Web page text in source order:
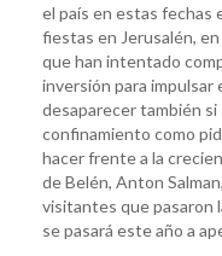
el país en estas fechas
fiestas en Jerusalén,
que han intentado
inversión para
desaparecer también
confinamiento como
hacer frente a la
de Belén, Anton
visitantes que pasaron
se pasará este año a